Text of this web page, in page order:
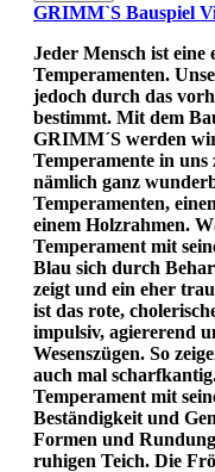
GRIMM`S Bauspiel
Jeder Mensch ist eine
Temperamenten.
jedoch durch das
bestimmt. Mit dem
GRIMM´S werden
Temperamente in uns
nämlich ganz
Temperamenten,
einem Holzrahmen.
Temperament mit
Blau sich durch
zeigt und ein eher
ist das rote,
impulsiv, agiererend
Wesenszügen. So
auch mal
Temperament mit
Beständigkeit und
Formen und
ruhigen Teich. Die